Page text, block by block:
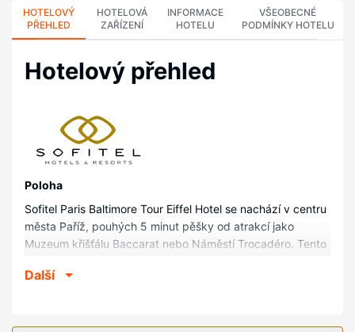
HOTELOVÝ
PŘEHLED
HOTELOVÁ
ZAŘÍZENÍ
INFORMACE
HOTELU
VŠEOBECNÉ
PODMÍNKY HOTELU
Hotelový přehled
Poloha
Sofitel Paris Baltimore Tour Eiffel Hotel se nachází v centru
města Paříž, pouhých 5 minut pěšky od atrakcí jako
Muzeum křišťálu Baccarat nebo Náměstí Trocadéro. Tento
a 0,9 km od Vítězný oblouk.
V jednom z 103 pokojů, k jejichž vybavení patří dokovací
Další